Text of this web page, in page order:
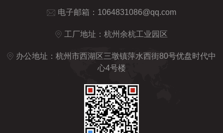
电子邮箱： 1064831086@qq.com
工厂地址：杭州余杭工业园区
办公地址：杭州市西湖区三墩镇萍水西街80号优盘时代中
心4号楼